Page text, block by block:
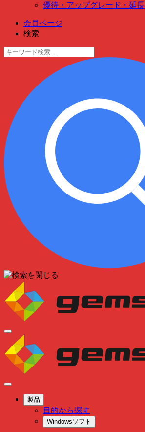
優待・アップグレード・延長
会員ページ
検索
製品
目的から探す
Windowsソフト